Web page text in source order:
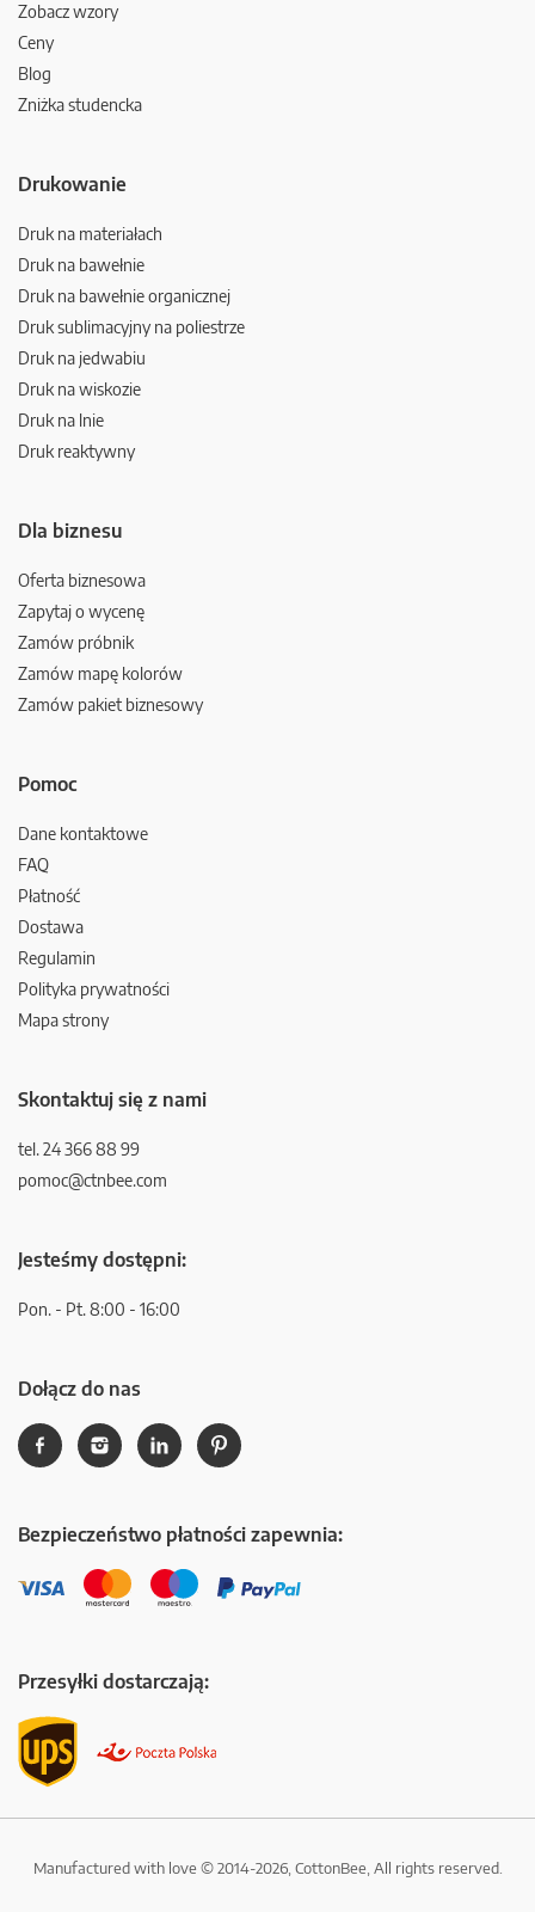
Zobacz wzory
Ceny
Blog
Zniżka studencka
Drukowanie
Druk na materiałach
Druk na bawełnie
Druk na bawełnie organicznej
Druk sublimacyjny na poliestrze
Druk na jedwabiu
Druk na wiskozie
Druk na lnie
Druk reaktywny
Dla biznesu
Oferta biznesowa
Zapytaj o wycenę
Zamów próbnik
Zamów mapę kolorów
Zamów pakiet biznesowy
Pomoc
Dane kontaktowe
FAQ
Płatność
Dostawa
Regulamin
Polityka prywatności
Mapa strony
Skontaktuj się z nami
tel. 24 366 88 99
pomoc@ctnbee.com
Jesteśmy dostępni:
Pon. - Pt. 8:00 - 16:00
Dołącz do nas
Bezpieczeństwo płatności zapewnia:
Przesyłki dostarczają:
Manufactured with love © 2014-2026, CottonBee, All rights reserved.